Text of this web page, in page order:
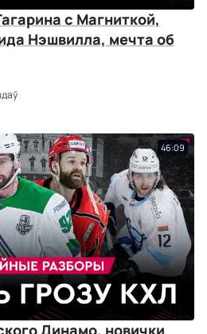
с Магниткой,
Нэшвилла, мечта об
46:09
Динамо, новички